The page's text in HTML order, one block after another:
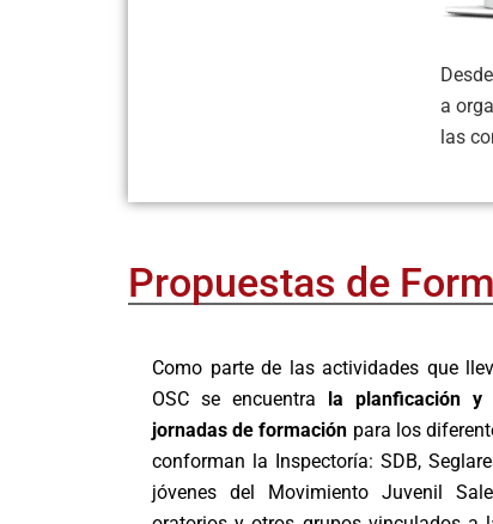
a
las
Propuestas de
Como parte de las actividades que
OSC se encuentra
la planficación y
jornadas de formación para los
conforman la Inspectoría: SDB,
jóvenes del Movimiento Juvenil